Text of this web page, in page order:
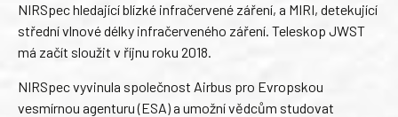
NIRSpec hledající blízké infračervené záření, a MIRI, detekující
střední vlnové délky infračerveného záření. Teleskop JWST
má začít sloužit v říjnu roku 2018.
NIRSpec vyvinula společnost Airbus pro Evropskou
vesmírnou agenturu (ESA) a umožní vědcům studovat